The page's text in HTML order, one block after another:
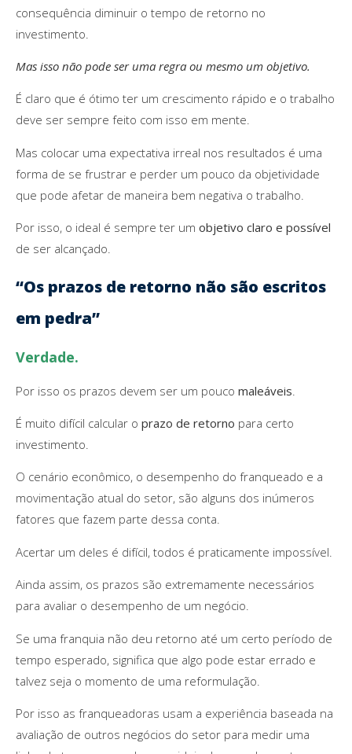
consequência diminuir o tempo de retorno no
investimento.
Mas isso não pode ser uma regra ou mesmo um objetivo.
É claro que é ótimo ter um crescimento rápido e o trabalho
deve ser sempre feito com isso em mente.
Mas colocar uma expectativa irreal nos resultados é uma
forma de se frustrar e perder um pouco da objetividade
que pode afetar de maneira bem negativa o trabalho.
Por isso, o ideal é sempre ter um objetivo claro e possível
de ser alcançado.
“Os prazos de retorno não são escritos
em pedra”
Verdade.
Por isso os prazos devem ser um pouco maleáveis
É muito difícil calcular o prazo de retorno para certo
investimento.
O cenário econômico, o desempenho do franqueado e a
movimentação atual do setor, são alguns dos inúmeros
fatores que fazem parte dessa conta.
Acertar um deles é difícil, todos é praticamente impossível.
Ainda assim, os prazos são extremamente necessários
para avaliar o desempenho de um negócio.
Se uma franquia não deu retorno até um certo período de
tempo esperado, significa que algo pode estar errado e
talvez seja o momento de uma reformulação.
Por isso as franqueadoras usam a experiência baseada na
avaliação de outros negócios do setor para medir uma